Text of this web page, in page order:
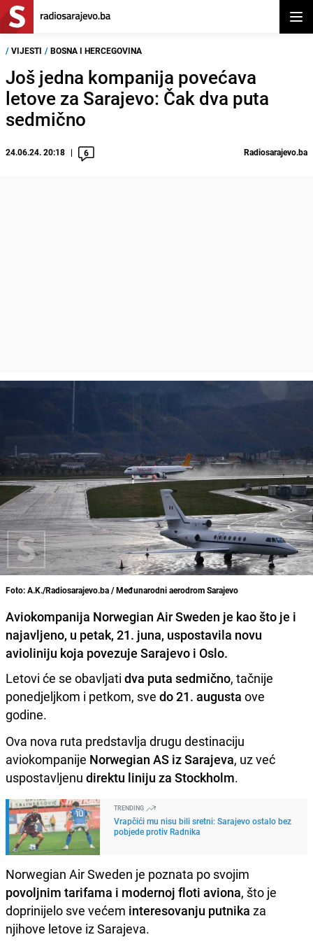
/ VIJESTI / BOSNA I HERCEGOVINA
Još jedna kompanija povećava
letove za Sarajevo: Čak dva puta
sedmično
24.06.24. 20:18 6 Radiosarajevo.ba
Foto: A.K./Radiosarajevo.ba / Međunarodni aerodrom Sarajevo
Aviokompanija Norwegian Air Sweden je kao što je i
najavljeno, u petak, 21. juna, uspostavila novu
avioliniju koja povezuje Sarajevo i Oslo.
Letovi će se obavljati dva puta sedmično, tačnije
ponedjeljkom i petkom, sve do 21. augusta ove
godine.
Ova nova ruta predstavlja drugu destinaciju
aviokompanije Norwegian AS iz Sarajeva, uz već
uspostavljenu direktu liniju za Stockholm.
TRENDING
Vrapčići mu nisu bili sretni: Sarajevo ostalo bez
pobjede protiv Radnika
Norwegian Air Sweden je poznata po svojim
povoljnim tarifama i modernoj floti aviona, što je
doprinijelo sve većem interesovanju putnika za
njihove letove iz Sarajeva.